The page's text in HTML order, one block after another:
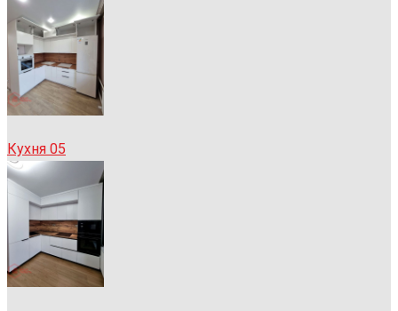
Кухня 05